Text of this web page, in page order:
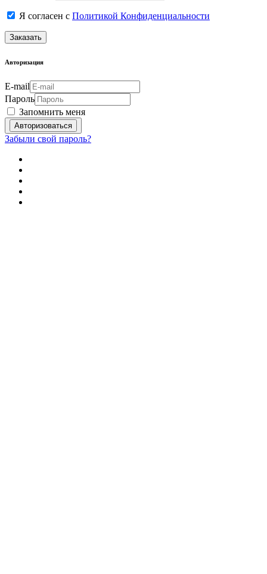
Я согласен с Политикой Конфиденциальности
Заказать
Авторизация
E-mail
Пароль
Запомнить меня
Забыли свой пароль?